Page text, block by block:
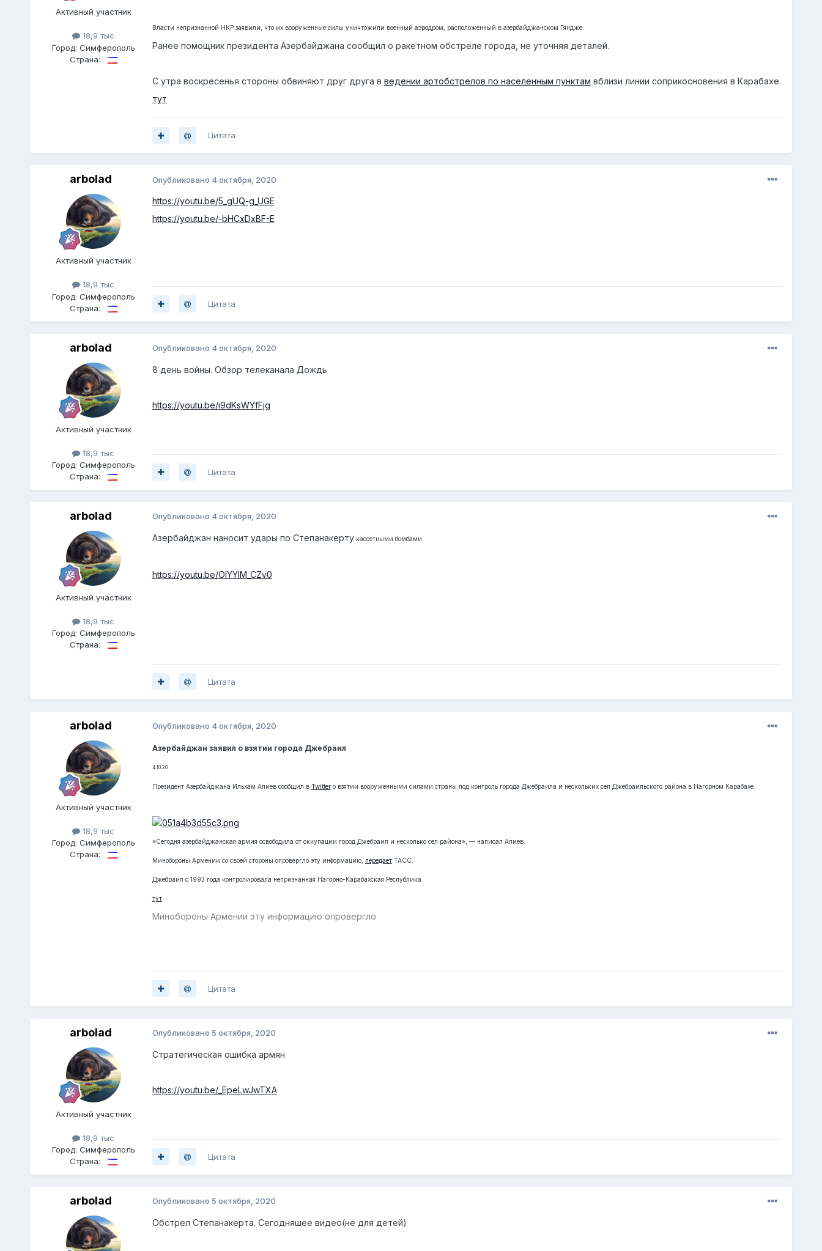
Активный участник
18,9 тыс
Город: Симферополь
Страна:
Власти непризнанной НКР заявили, что их вооруженные силы уничтожили военный аэродром, расположенный в азербайджанском Гяндже.
Ранее помощник президента Азербайджана сообщил о ракетном обстреле города, не уточняя деталей.
С утра воскресенья стороны обвиняют друг друга в ведении артобстрелов по населенным пунктам вблизи линии соприкосновения в Карабахе.
тут
Цитата
arbolad
Активный участник
18,9 тыс
Город: Симферополь
Страна:
Опубликовано 4 октября, 2020
https://youtu.be/5_gUQ-g_UGE
https://youtu.be/-bHCxDxBF-E
Цитата
arbolad
Активный участник
18,9 тыс
Город: Симферополь
Страна:
Опубликовано 4 октября, 2020
8 день войны. Обзор телеканала Дождь
https://youtu.be/i9dKsWYfFjg
Цитата
arbolad
Активный участник
18,9 тыс
Город: Симферополь
Страна:
Опубликовано 4 октября, 2020
Азербайджан наносит удары по Степанакертукассетными бомбами
https://youtu.be/OIYYlM_CZv0
Цитата
arbolad
Активный участник
18,9 тыс
Город: Симферополь
Страна:
Опубликовано 4 октября, 2020
Азербайджан заявил о взятии города Джебраил
4.10.20
Президент Азербайджана Ильхам Алиев сообщил в Twitterо взятии вооруженными силами страны под контроль города Джебраила и нескольких сел Джебраильского района в Нагорном Карабахе.
«Сегодня азербайджанская армия освободила от оккупации город Джебраил и несколько сел района», — написал Алиев.
Минобороны Армении со своей стороны опровергло эту информацию, передаетТАСС.
Джебраил с 1993 года контролировала непризнанная Нагорно-Карабахская Республика
тут
Минобороны Армении эту информацию опровергло
Цитата
arbolad
Активный участник
18,9 тыс
Город: Симферополь
Страна:
Опубликовано 5 октября, 2020
Стратегическая ошибка армян
https://youtu.be/_EpeLwJwTXA
Цитата
arbolad Опубликовано 5 октября, 2020
Обстрел Степанакерта. Сегодняшее видео(не для детей)